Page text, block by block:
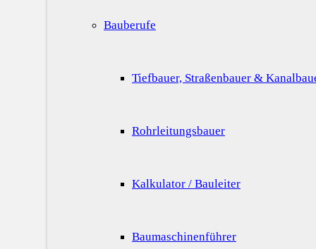
Bauberufe
Tiefbauer, Straßenbauer &
Rohrleitungsbauer
Kalkulator / Bauleiter
Baumaschinenführer